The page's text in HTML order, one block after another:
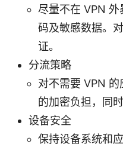
尽量不在 VPN
码及敏感数据。
证。
分流策略
对不需要 VPN
的加密负担，同
设备安全
保持设备系统和